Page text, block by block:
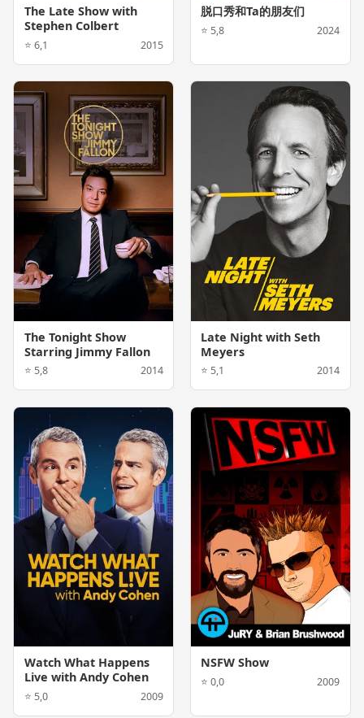
The Late Show with
Stephen Colbert
⭐ 6,1 2015
脱口秀和Ta的朋友们
⭐ 5,8 2024
The Tonight Show
Starring Jimmy Fallon
⭐ 5,8 2014
Late Night with Seth
Meyers
⭐ 5,1 2014
Watch What Happens
Live with Andy Cohen
⭐ 5,0 2009
NSFW Show
⭐ 0,0 2009